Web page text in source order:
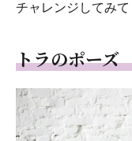
チャレンジしてみて
トラのポーズ